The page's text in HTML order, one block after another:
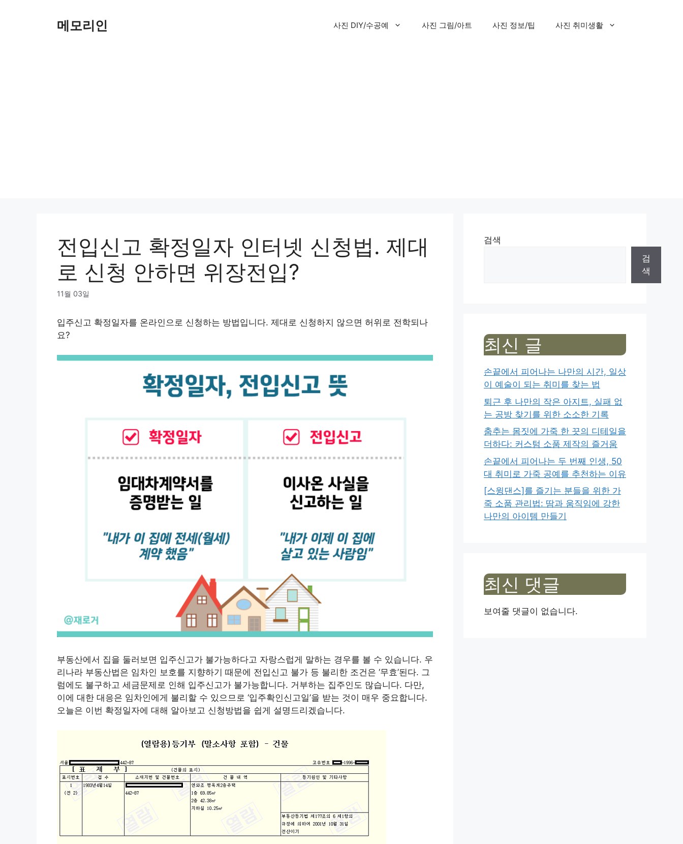
메모리인 사진 DIY/수공예 사진 그림/아트 사진 정보/팁 사진 취미생활
전입신고 확정일자 인터넷 신청법. 제대
로 신청 안하면 위장전입?
11월 03일
입주신고 확정일자를 온라인으로 신청하는 방법입니다. 제대로 신청하지 않으면 허위로 전학되나
요?
부동산에서 집을 둘러보면 입주신고가 불가능하다고 자랑스럽게 말하는 경우를 볼 수 있습니다. 우
리나라 부동산법은 임차인 보호를 지향하기 때문에 전입신고 불가 등 불리한 조건은 ‘무효’된다. 그
럼에도 불구하고 세금문제로 인해 입주신고가 불가능합니다. 거부하는 집주인도 많습니다. 다만,
이에 대한 대응은 임차인에게 불리할 수 있으므로 ‘입주확인신고일’을 받는 것이 매우 중요합니다.
오늘은 이번 확정일자에 대해 알아보고 신청방법을 쉽게 설명드리겠습니다.
검색
검
색
최신 글
손끝에서 피어나는 나만의 시간, 일상
이 예술이 되는 취미를 찾는 법
퇴근 후 나만의 작은 아지트, 실패 없
는 공방 찾기를 위한 소소한 기록
춤추는 몸짓에 가죽 한 끗의 디테일을
더하다: 커스텀 소품 제작의 즐거움
손끝에서 피어나는 두 번째 인생, 50
대 취미로 가죽 공예를 추천하는 이유
[스윙댄스]를 즐기는 분들을 위한 가
죽 소품 관리법: 땀과 움직임에 강한
나만의 아이템 만들기
최신 댓글
보여줄 댓글이 없습니다.